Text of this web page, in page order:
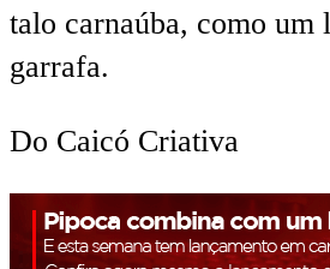
talo carnaúba, como um
garrafa.
Do Caicó Criativa